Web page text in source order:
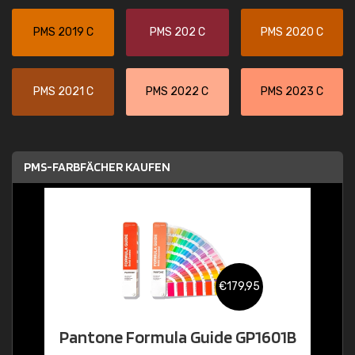
PMS 2019 C PMS 202 C PMS 2020 C
PMS 2021 C PMS 2022 C PMS 2023 C
PMS-FARBFÄCHER KAUFEN
€179,95
Pantone Formula Guide GP1601B